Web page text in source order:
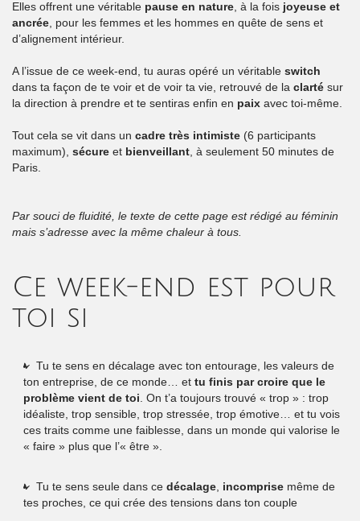
Elles offrent une véritable pause en nature , à la fois joyeuse et
ancrée , pour les femmes et les hommes en quête de sens et
d’alignement intérieur.
A l’issue de ce week-end, tu auras opéré un véritable switch
dans ta façon de te voir et de voir ta vie, retrouvé de la clarté sur
la direction à prendre et te sentiras enfin en paix avec toi-même.
Tout cela se vit dans un cadre très intimiste (6 participants
maximum), sécure et bienveillant , à seulement 50 minutes de
Paris.
Par souci de fluidité, le texte de cette page est rédigé au féminin
mais s’adresse avec la même chaleur à tous.
Ce week-end est pour
toi si
Tu te sens en décalage avec ton entourage, les valeurs de
ton entreprise, de ce monde… et tu finis par croire que le
problème vient de toi . On t’a toujours trouvé « trop » : trop
idéaliste, trop sensible, trop stressée, trop émotive… et tu vois
ces traits comme une faiblesse, dans un monde qui valorise le
« faire » plus que l’« être ».
Tu te sens seule dans cedécalage incomprise même de
tes proches, ce qui crée des tensions dans ton couple